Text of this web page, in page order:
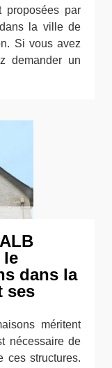
proposées par
la ville de
Si vous avez
demander un
le
dans la
ses
méritent
nécessaire de
ces structures.